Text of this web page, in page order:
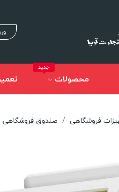
محصولات
جدید
فروشگاهی صندوق فروشگاهی